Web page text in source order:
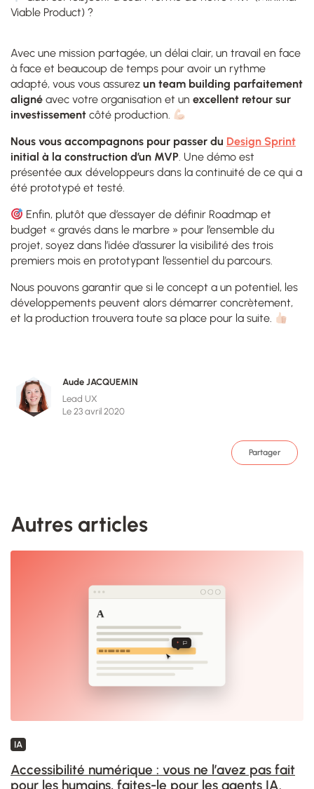
Viable Product) ?
Avec une mission partagée, un délai clair, un travail en face
à face et beaucoup de temps pour avoir un rythme
adapté, vous vous assurez un team building parfaitement
aligné avec votre organisation et un excellent retour sur
investissement côté production.
Nous vous accompagnons pour passer du Design Sprint
initial à la construction d’un MVP. Une démo est
présentée aux développeurs dans la continuité de ce qui a
été prototypé et testé.
Enfin, plutôt que d’essayer de définir Roadmap et
budget « gravés dans le marbre » pour l’ensemble du
projet, soyez dans l’idée d’assurer la visibilité des trois
premiers mois en prototypant l’essentiel du parcours.
Nous pouvons garantir que si le concept a un potentiel, les
développements peuvent alors démarrer concrètement,
et la production trouvera toute sa place pour la suite.
Aude JACQUEMIN
Lead UX
Le 23 avril 2020
Partager
Autres articles
IA
Accessibilité numérique : vous ne l’avez pas fait
pour les humains, faites-le pour les agents IA.